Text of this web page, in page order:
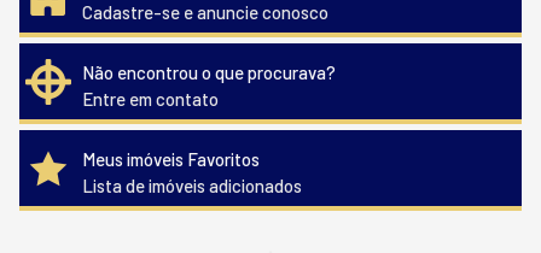
Cadastre-se e anuncie conosco
Não encontrou o que procurava?
Entre em contato
Meus imóveis Favoritos
Lista de imóveis adicionados